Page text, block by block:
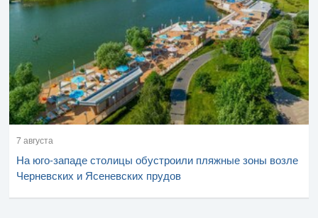
7 августа
На юго-западе столицы обустроили пляжные зоны возле
Черневских и Ясеневских прудов